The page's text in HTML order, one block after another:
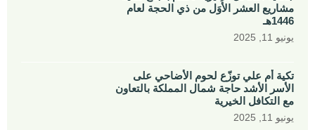
مشاريع العشر الأُوَل من ذي الحجة لعام
1446هـ
يونيو 11, 2025
تكية أم علي توزّع لحوم الأضاحي على
الأسر الأشد حاجة شمال المملكة بالتعاون
مع التكافل الخيرية
يونيو 11, 2025